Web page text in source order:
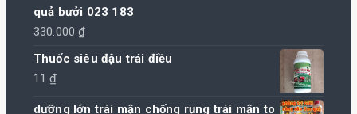
quả bưởi 023 183
330.000₫
Thuốc siêu đậu trái điều
11₫
dưỡng lớn trái mận chống rụng trái mận to